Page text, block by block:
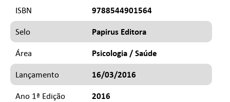
ISBN 9788544901564
Selo Papirus Editora
Área Psicologia / Saúde
Lançamento 16/03/2016
Ano 1ª Edição 2016